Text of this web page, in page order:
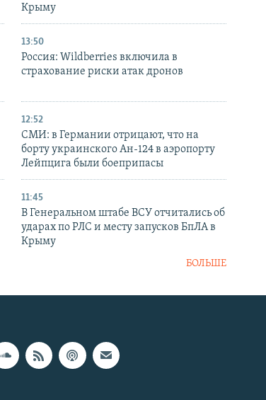
Крыму
13:50
Россия: Wildberries включила в
страхование риски атак дронов
12:52
СМИ: в Германии отрицают, что на
борту украинского Ан-124 в аэропорту
Лейпцига были боеприпасы
11:45
В Генеральном штабе ВСУ отчитались об
ударах по РЛС и месту запусков БпЛА в
Крыму
БОЛЬШЕ